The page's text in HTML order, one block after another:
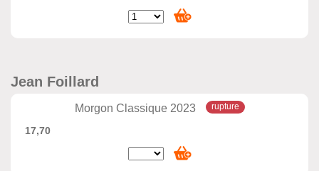
Jean Foillard
Morgon Classique 2023
17,70